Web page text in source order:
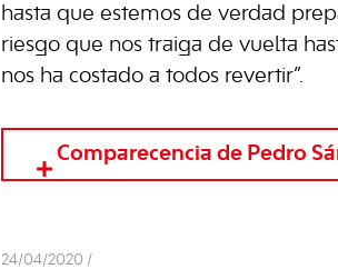
hasta que estemos de verdad
riesgo que nos traiga de vuelta
nos ha costado a todos revertir”.
Comparecencia de Pedro
24/04/2020 /